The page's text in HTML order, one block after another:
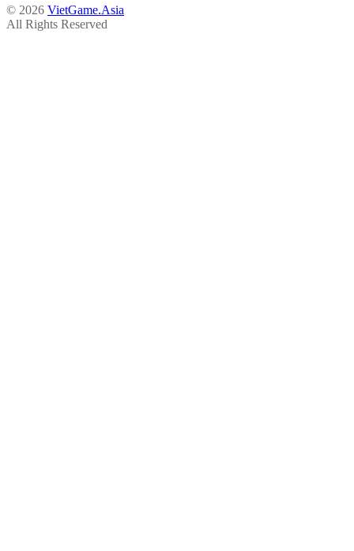
© 2026 VietGame.Asia
All Rights Reserved